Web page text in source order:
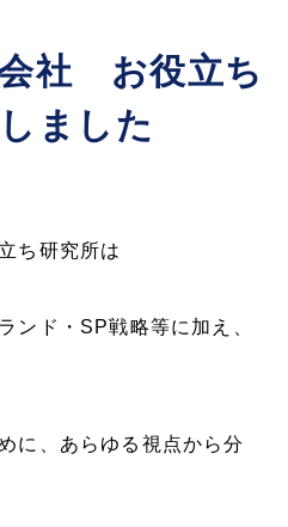
ック成形社 お役立ち
ました
ち研究所は
ンド・SP戦略等に加え、
に、あらゆる視点から分